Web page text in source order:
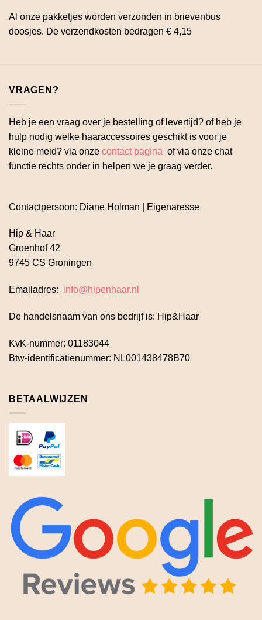
Al onze pakketjes worden verzonden in brievenbus
doosjes. De verzendkosten bedragen € 4,15
VRAGEN?
Heb je een vraag over je bestelling of levertijd? of heb je
hulp nodig welke haaraccessoires geschikt is voor je
kleine meid? via onze contact pagina of via onze chat
functie rechts onder in helpen we je graag verder.
Contactpersoon: Diane Holman | Eigenaresse
Hip & Haar
Groenhof 42
9745 CS Groningen
Emailadres: info@hipenhaar.nl
De handelsnaam van ons bedrijf is: Hip&Haar
KvK-nummer: 01183044
Btw-identificatienummer: NL001438478B70
BETAALWIJZEN